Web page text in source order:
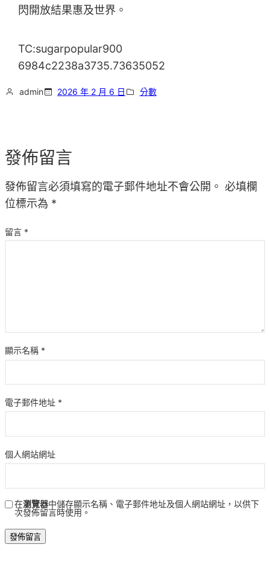
閃開放結果惠及世界。
TC:sugarpopular900
6984c2238a3735.73635052
admin 2026 年 2 月 6 日 分數
發佈留言
發佈留言必須填寫的電子郵件地址不會公開。 必填欄
位標示為 *
留言 *
顯示名稱 *
電子郵件地址 *
個人網站網址
在瀏覽器中儲存顯示名稱、電子郵件地址及個人網站網址，以供下
次發佈留言時使用。